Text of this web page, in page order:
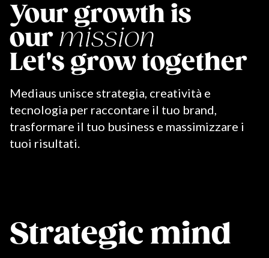
Your growth is
our go
Let's grow together
Mediaus unisce strategia, creatività e
tecnologia per raccontare il tuo brand,
trasformare il tuo business e massimizzare i
tuoi risultati.
Strategic mind